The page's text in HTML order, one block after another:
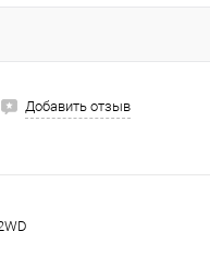
Добавить отзыв